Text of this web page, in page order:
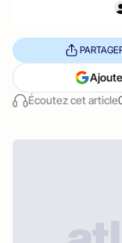
Écoutez cet article